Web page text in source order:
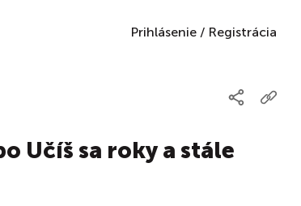
Prihlásenie / Registrácia
Učíš sa roky a stále